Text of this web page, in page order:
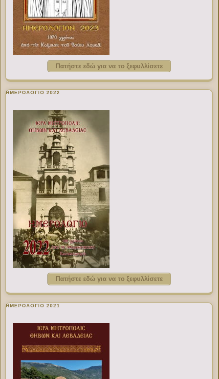
Πατήστε εδώ για να το ξεφυλλίσετε
ΗΜΕΡΟΛΟΓΙΟ 2022
Πατήστε εδώ για να το ξεφυλλίσετε
ΗΜΕΡΟΛΟΓΙΟ 2021